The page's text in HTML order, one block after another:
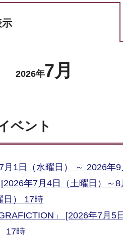
2026年7月
ベント
1日（水曜日） ～ 2026年9
年7月4日（土曜日）～
日） 17時
」 [2026年7月
17時